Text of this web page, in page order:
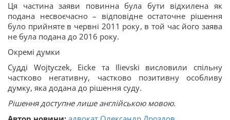
Ця частина заяви повинна була бути відхилена як
подана несвоєчасно – відповідне остаточне рішення
було прийняте в червні 2011 року, в той час його заява
не була подана до 2016 року.
Окремі думки
Судді Wojtyczek, Eicke та Ilievski висловили спільну
частково негативну, частково позитивну особливу
думку, яка додана до рішення суду.
Рішення доступне лише англійською мовою.